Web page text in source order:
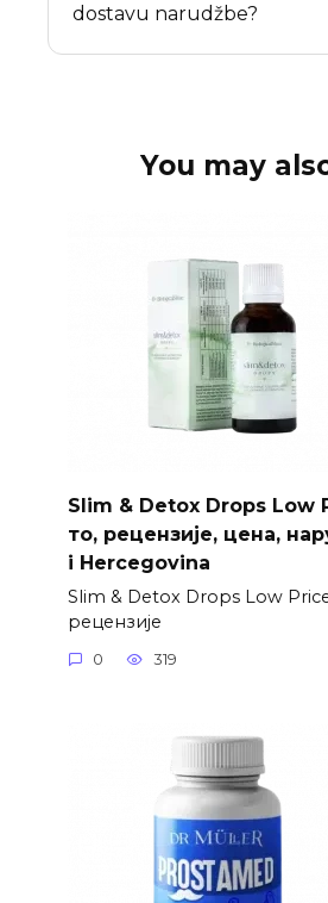
dostavu narudžbe?
You may
Slim & Detox Drops Low
то, рецензије, цена,
i Hercegovina
Slim & Detox Drops Low Price
рецензије
0 319